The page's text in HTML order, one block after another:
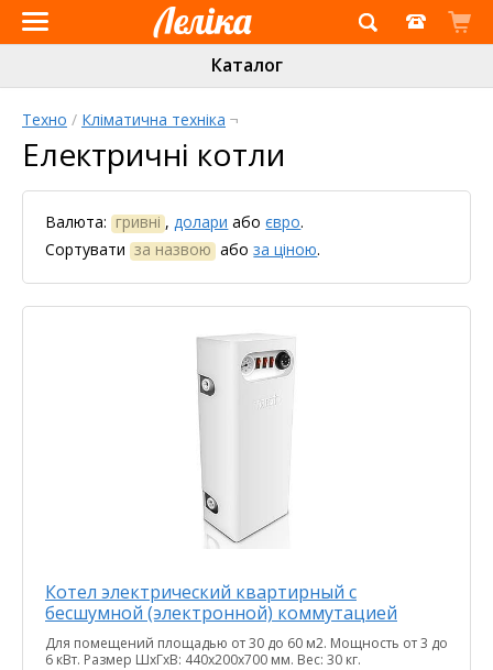
Інтернет-
магазин
«Леліка»
Каталог
Техно / Кліматична техніка ¬
Електричні котли
Валюта: гривні ,долари абоєвро.
Сортувати за назвою абоза ціною.
Котел электрический квартирный с
бесшумной (электронной) коммутацией
Для помещений площадью от 30 до 60 м2. Мощность от 3 до
6 кВт. Размер ШхГхВ: 440х200х700 мм. Вес: 30 кг.